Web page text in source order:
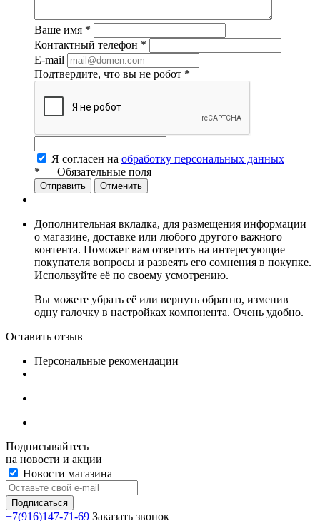
Ваше имя *
Контактный телефон *
E-mail
Подтвердите, что вы не робот *
Я согласен на обработку персональных данных
* — Обязательные поля
Отменить
Дополнительная вкладка, для размещения информации
о магазине, доставке или любого другого важного
контента. Поможет вам ответить на интересующие
покупателя вопросы и развеять его сомнения в покупке.
Используйте её по своему усмотрению.
Вы можете убрать её или вернуть обратно, изменив
одну галочку в настройках компонента. Очень удобно.
Оставить отзыв
Персональные рекомендации
Подписывайтесь
на новости и акции
Новости магазина
+7(916)147-71-69 Заказать звонок